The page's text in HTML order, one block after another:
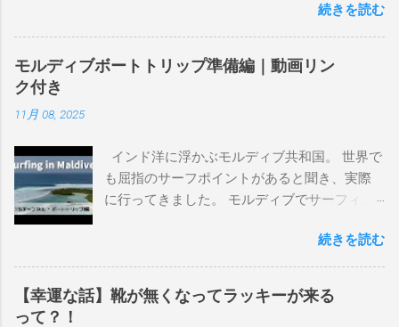
を書き残しているページです。 記録と残して
るので、過去のボードたちはもうすでに人に
譲って、手元に無いのがほとんどだけど。 色
んなサーフボードに乗って、サーフィンの世
ーメイドビーチ 最もロングライドしてきたポ
イント スナッパー、レインボーベイ、グリ
ーンマウント、クーリービーチ、キラ、レノ
狙っているポイント バーレー、キラ、レイ
ンボーベイ、クーリービーチ 絶対に入りたい
ポイント ベルズビーチ、グレートオーシャ
続きを読む
モルディブボートトリップ準備編｜動画リン
ク付き
11月 08, 2025
インド洋に浮かぶモルディブ共和国。 世界で
も屈指のサーフポイントがあると聞き、実際
に行ってきました。 モルディブでサーフィン
テルやリゾートに滞在して目の前のブレイク
を独占するスタイル。もうひとつが、複数の
ポイントを巡る「ボートトリップ」です。 今
回はそのボートトリップで、時間と空間の贅
続きを読む
【幸運な話】靴が無くなってラッキーが来る
って？！